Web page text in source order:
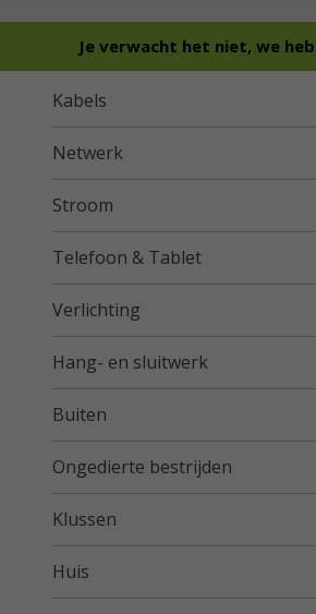
Je verwacht het niet, we
Kabels
Netwerk
Stroom
Telefoon & Tablet
Verlichting
Hang- en sluitwerk
Buiten
Ongedierte bestrijden
Klussen
Huis